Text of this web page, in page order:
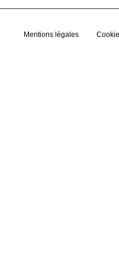
Mentions légales